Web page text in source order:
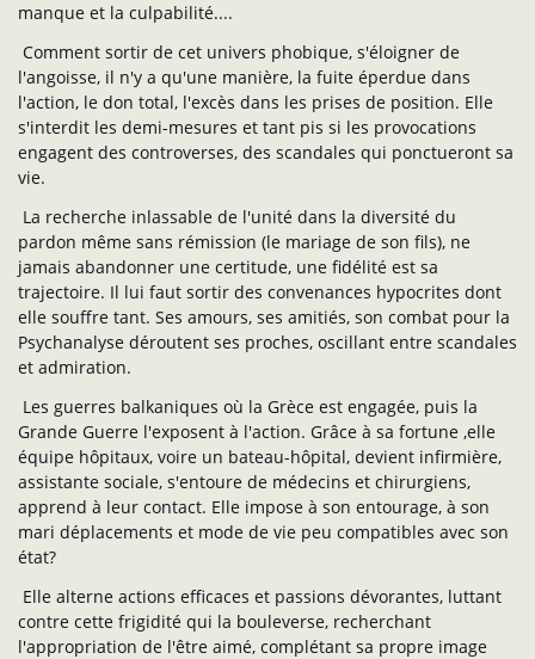
manque et la culpabilité....
Comment sortir de cet univers phobique, s'éloigner de
l'angoisse, il n'y a qu'une manière, la fuite éperdue dans
l'action, le don total, l'excès dans les prises de position. Elle
s'interdit les demi-mesures et tant pis si les provocations
engagent des controverses, des scandales qui ponctueront sa
vie.
La recherche inlassable de l'unité dans la diversité du
pardon même sans rémission (le mariage de son fils), ne
jamais abandonner une certitude, une fidélité est sa
trajectoire. Il lui faut sortir des convenances hypocrites dont
elle souffre tant. Ses amours, ses amitiés, son combat pour la
Psychanalyse déroutent ses proches, oscillant entre scandales
et admiration.
Les guerres balkaniques où la Grèce est engagée, puis la
Grande Guerre l'exposent à l'action. Grâce à sa fortune ,elle
équipe hôpitaux, voire un bateau-hôpital, devient infirmière,
assistante sociale, s'entoure de médecins et chirurgiens,
apprend à leur contact. Elle impose à son entourage, à son
mari déplacements et mode de vie peu compatibles avec son
état?
Elle alterne actions efficaces et passions dévorantes, luttant
contre cette frigidité qui la bouleverse, recherchant
l'appropriation de l'être aimé, complétant sa propre image